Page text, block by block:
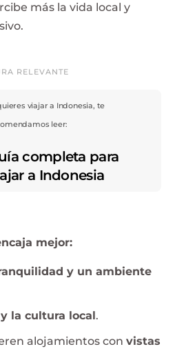
más la vida local y
RELEVANTE
viajar a Indonesia, te
leer:
completa para
a Indonesia
mejor:
y un ambiente
la cultura local .
alojamientos con vistas